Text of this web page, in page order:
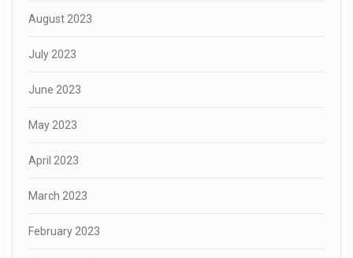
August 2023
July 2023
June 2023
May 2023
April 2023
March 2023
February 2023